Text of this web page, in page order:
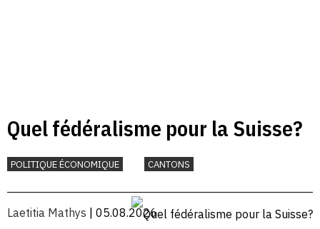
Quel fédéralisme pour la Suisse?
POLITIQUE ÉCONOMIQUE CANTONS
Laetitia Mathys | 05.08.2026